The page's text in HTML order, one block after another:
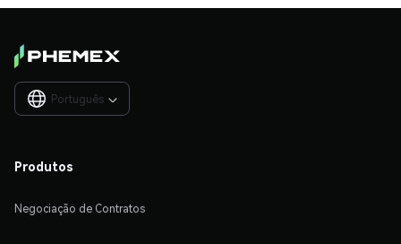
Português 
Produtos
Negociação de Contratos